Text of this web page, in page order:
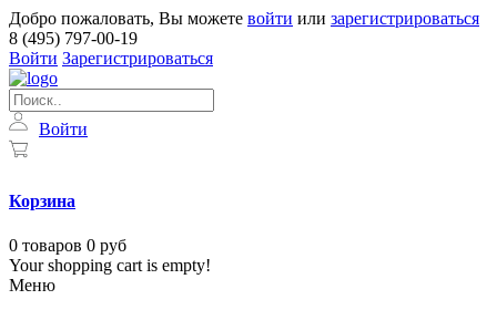
Добро пожаловать, Вы можете войти или зарегистрироваться
8 (495) 797-00-19
Войти Зарегистрироваться
Войти
Корзина
0 товаров 0 руб
Your shopping cart is empty!
Меню